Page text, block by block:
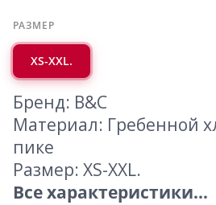
РАЗМЕР
XS-XXL.
Бренд: B&C
Материал: Гребенной
пике
Размер: XS-XXL.
Все характеристики...